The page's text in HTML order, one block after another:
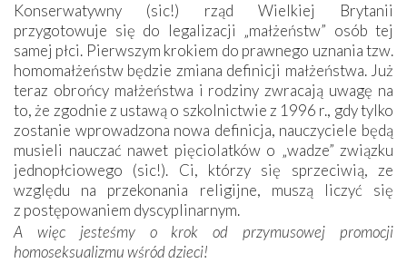
Konserwatywny (sic!) rząd Wielkiej Brytanii
przygotowuje się do legalizacji „małżeństw” osób tej
samej płci. Pierwszym krokiem do prawnego uznania tzw.
homomałżeństw będzie zmiana definicji małżeństwa. Już
teraz obrońcy małżeństwa i rodziny zwracają uwagę na
to, że zgodnie z ustawą o szkolnictwie z 1996 r., gdy tylko
zostanie wprowadzona nowa definicja, nauczyciele będą
musieli nauczać nawet pięciolatków o „wadze” związku
jednopłciowego (sic!). Ci, którzy się sprzeciwią, ze
względu na przekonania religijne, muszą liczyć się
z postępowaniem dyscyplinarnym.
A więc jesteśmy o krok od przymusowej promocji
homoseksualizmu wśród dzieci!